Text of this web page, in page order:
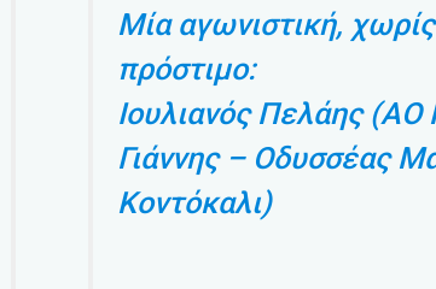
Μία αγωνιστική,
πρόστιμο:
Ιουλιανός Πελάης
Γιάννης – Οδυσσέας
Κοντόκαλι)